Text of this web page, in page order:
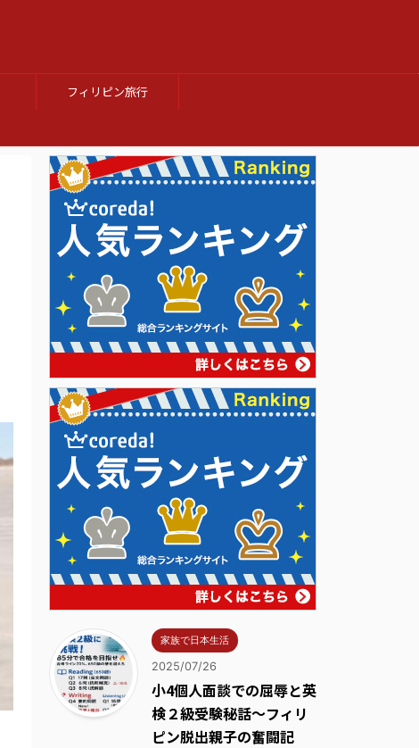
フィリピン旅行
家族で日本生活
2025/07/26
小4個人面談での屈辱と英
検２級受験秘話～フィリ
ピン脱出親子の奮闘記